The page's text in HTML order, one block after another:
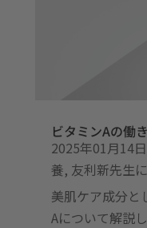
ビタミンAの働
2025年01月14日
養, 友利新先生
美肌ケア成分と
Aについて解説